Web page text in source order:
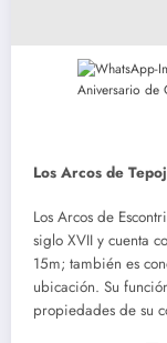
Los Arcos de
Los Arcos de
siglo XVII y cuenta
15m; también es
ubicación. Su
propiedades de su